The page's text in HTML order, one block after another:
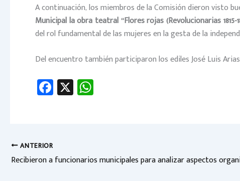
A continuación, los miembros de la Comisión dieron visto
Municipal la obra teatral “Flores rojas (Revolucionarias 1815-
del rol fundamental de las mujeres en la gesta de la
Del encuentro también participaron los ediles José Luis
Fa
ce
ok
X
p
p
ANTERIOR